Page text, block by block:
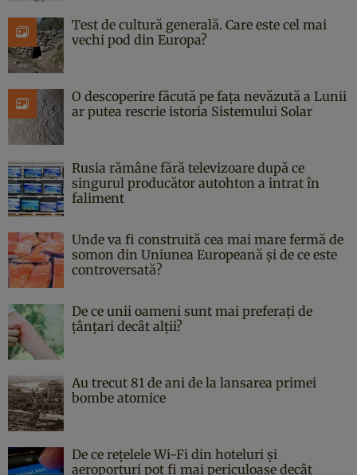
Test de cultură generală. Care este cel mai
vechi pod din Europa?
O descoperire făcută pe fața nevăzută a Lunii
ar putea rescrie istoria Sistemului Solar
Rusia rămâne fără televizoare după ce
singurul producător autohton a intrat în
faliment
Unde va fi construită cea mai mare fermă de
somon din Uniunea Europeană și de ce este
controversată?
De ce unii oameni sunt mai preferați de
țânțari decât alții?
Au trecut 81 de ani de la lansarea primei
bombe atomice
De ce rețelele Wi-Fi din hoteluri și
aeroporturi pot fi mai periculoase decât